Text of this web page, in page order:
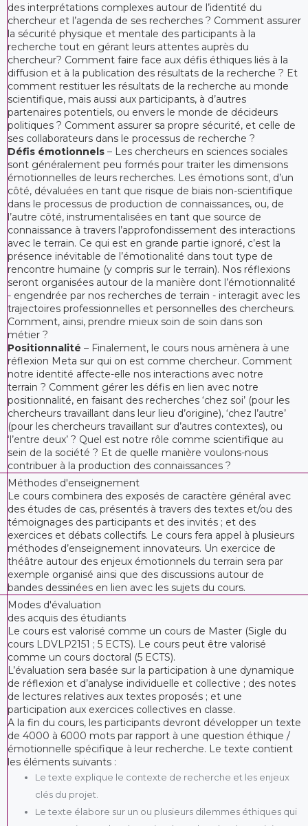
des interprétations complexes autour de l’identité du
chercheur et l’agenda de ses recherches ? Comment assurer
la sécurité physique et mentale des participants à la
recherche tout en gérant leurs attentes auprès du
chercheur? Comment faire face aux défis éthiques liés à la
diffusion et à la publication des résultats de la recherche ? Et
comment restituer les résultats de la recherche au monde
scientifique, mais aussi aux participants, à d’autres
partenaires potentiels, ou envers le monde de décideurs
politiques ? Comment assurer sa propre sécurité, et celle de
ses collaborateurs dans le processus de recherche ?
Défis émotionnels – Les chercheurs en sciences sociales
sont généralement peu formés pour traiter les dimensions
émotionnelles de leurs recherches. Les émotions sont, d’un
côté, dévaluées en tant que risque de biais non-scientifique
dans le processus de production de connaissances, ou, de
l’autre côté, instrumentalisées en tant que source de
connaissance à travers l’approfondissement des interactions
avec le terrain. Ce qui est en grande partie ignoré, c’est la
présence inévitable de l’émotionalité dans tout type de
rencontre humaine (y compris sur le terrain). Nos réflexions
seront organisées autour de la manière dont l’émotionnalité
- engendrée par nos recherches de terrain - interagit avec les
trajectoires professionnelles et personnelles des chercheurs.
Comment, ainsi, prendre mieux soin de soin dans son
métier ?
Positionnalité – Finalement, le cours nous amènera à une
réflexion Meta sur qui on est comme chercheur. Comment
notre identité affecte-elle nos interactions avec notre
terrain ? Comment gérer les défis en lien avec notre
positionnalité, en faisant des recherches ‘chez soi’ (pour les
chercheurs travaillant dans leur lieu d’origine), ‘chez l’autre’
(pour les chercheurs travaillant sur d’autres contextes), ou
‘l’entre deux’ ? Quel est notre rôle comme scientifique au
sein de la société ? Et de quelle manière voulons-nous
contribuer à la production des connaissances ?
Méthodes d'enseignement
Le cours combinera des exposés de caractère général avec
des études de cas, présentés à travers des textes et/ou des
témoignages des participants et des invités ; et des
exercices et débats collectifs. Le cours fera appel à plusieurs
méthodes d’enseignement innovateurs. Un exercice de
théâtre autour des enjeux émotionnels du terrain sera par
exemple organisé ainsi que des discussions autour de
bandes dessinées en lien avec les sujets du cours.
Modes d'évaluation
des acquis des étudiants
Le cours est valorisé comme un cours de Master (Sigle du
cours LDVLP2151 ; 5 ECTS). Le cours peut être valorisé
comme un cours doctoral (5 ECTS).
L’évaluation sera basée sur la participation à une dynamique
de réflexion et d’analyse individuelle et collective ; des notes
de lectures relatives aux textes proposés ; et une
participation aux exercices collectives en classe.
A la fin du cours, les participants devront développer un texte
de 4000 à 6000 mots par rapport à une question éthique /
émotionnelle spécifique à leur recherche. Le texte contient
les éléments suivants :
Le texte explique le contexte de recherche et les enjeux
clés du projet.
Le texte élabore sur un ou plusieurs dilemmes éthiques qui